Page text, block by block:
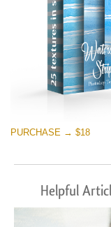
PURCHASE → $18
Helpful